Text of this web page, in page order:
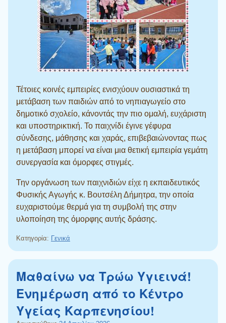
Τέτοιες κοινές εμπειρίες ενισχύουν ουσιαστικά τη
μετάβαση των παιδιών από το νηπιαγωγείο στο
δημοτικό σχολείο, κάνοντάς την πιο ομαλή, ευχάριστη
και υποστηρικτική. Το παιχνίδι έγινε γέφυρα
σύνδεσης, μάθησης και χαράς, επιβεβαιώνοντας πως
η μετάβαση μπορεί να είναι μια θετική εμπειρία γεμάτη
συνεργασία και όμορφες στιγμές.
Την οργάνωση των παιχνιδιών είχε η εκπαιδευτικός
Φυσικής Αγωγής κ. Βουτσέλη Δήμητρα, την οποία
ευχαριστούμε θερμά για τη συμβολή της στην
υλοποίηση της όμορφης αυτής δράσης.
Κατηγορία: Γενικά
Μαθαίνω να Τρώω Υγιεινά!
Ενημέρωση από το Κέντρο
Υγείας Καρπενησίου!